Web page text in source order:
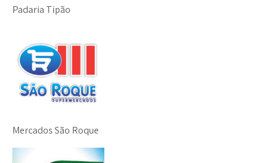
Padaria Tipão
Mercados São Roque